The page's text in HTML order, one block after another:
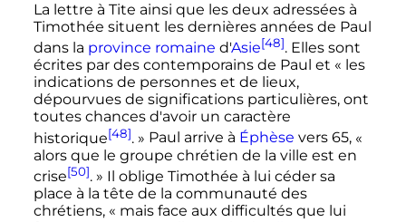
La lettre à Tite ainsi que les deux adressées à
Timothée situent les dernières années de Paul
dans la province romaine d'Asie[48]. Elles sont
écrites par des contemporains de Paul et « les
indications de personnes et de lieux,
dépourvues de significations particulières, ont
toutes chances d'avoir un caractère
historique[48]. » Paul arrive à Éphèse vers 65, «
alors que le groupe chrétien de la ville est en
crise[50]. » Il oblige Timothée à lui céder sa
place à la tête de la communauté des
chrétiens, « mais face aux difficultés que lui